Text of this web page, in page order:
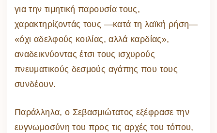
για την τιμητική παρουσία τους,
χαρακτηρίζοντάς τους —κατά τη λαϊκή ρήση—
«όχι αδελφούς κοιλίας, αλλά καρδίας»,
αναδεικνύοντας έτσι τους ισχυρούς
πνευματικούς δεσμούς αγάπης που τους
συνδέουν.
Παράλληλα, ο Σεβασμιώτατος εξέφρασε την
ευγνωμοσύνη του προς τις αρχές του τόπου,